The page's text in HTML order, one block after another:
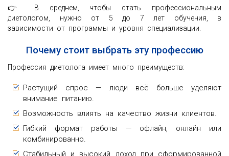
👉 В среднем, чтобы стать профессиональным
диетологом, нужно от 5 до 7 лет обучения, в
зависимости от программы и уровня специализации.
Почему стоит выбрать эту профессию
Профессия диетолога имеет много преимуществ:
Растущий спрос — люди всё больше уделяют
внимание питанию.
Возможность влиять на качество жизни клиентов.
Гибкий формат работы — офлайн, онлайн или
комбинированно.
Стабильный и высокий доход при сформированной